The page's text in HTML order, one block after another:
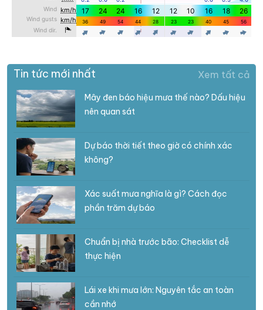
Tin tức mới nhất Xem tất cả
Mây đen báo hiệu mưa thế nào? Dấu hiệu
nên quan sát
Dự báo thời tiết theo giờ có chính xác
không?
Xác suất mưa nghĩa là gì? Cách đọc
phần trăm dự báo
Chuẩn bị nhà trước bão: Checklist dễ
thực hiện
Lái xe khi mưa lớn: Nguyên tắc an toàn
cần nhớ